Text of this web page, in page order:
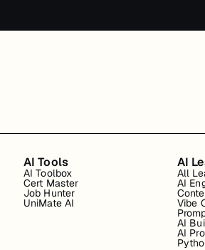
AI Tools
AI Toolbox
Cert Master
Job Hunter
UniMate AI
AI
All
AI
Vibe
AI
AI